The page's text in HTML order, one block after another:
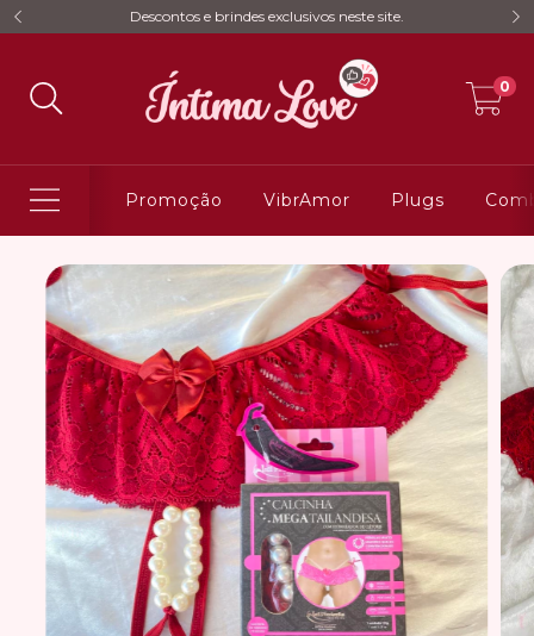
Descontos e brindes exclusivos neste site.
0
Promoção VibrAmor Plugs